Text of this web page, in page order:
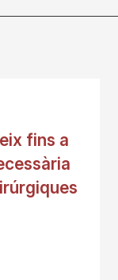
fins a